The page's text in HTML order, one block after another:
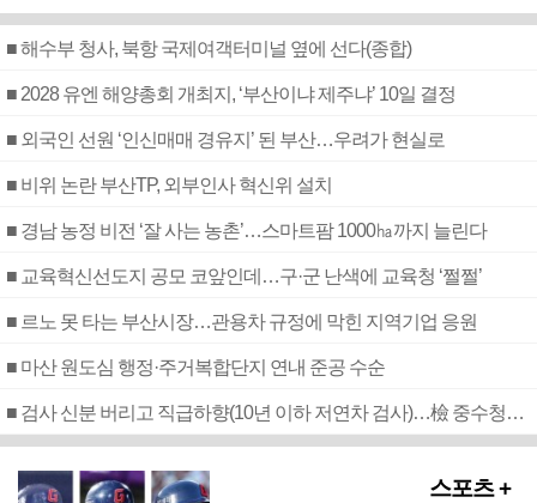
■ 해수부 청사, 북항 국제여객터미널 옆에 선다(종합)
■ 2028 유엔 해양총회 개최지, ‘부산이냐 제주냐’ 10일 결정
■ 외국인 선원 ‘인신매매 경유지’ 된 부산…우려가 현실로
■ 비위 논란 부산TP, 외부인사 혁신위 설치
■ 경남 농정 비전 ‘잘 사는 농촌’…스마트팜 1000㏊까지 늘린다
■ 교육혁신선도지 공모 코앞인데…구·군 난색에 교육청 ‘쩔쩔’
■ 르노 못 타는 부산시장…관용차 규정에 막힌 지역기업 응원
■ 마산 원도심 행정·주거복합단지 연내 준공 수순
■ 검사 신분 버리고 직급하향(10년 이하 저연차 검사)…檢 중수청행 기피
스포츠 +